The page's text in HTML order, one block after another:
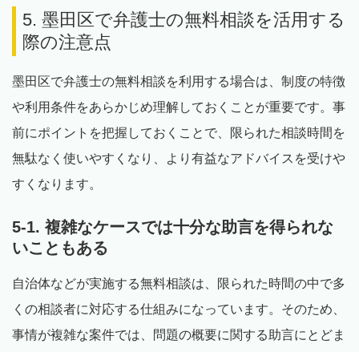
5. 墨田区で弁護士の無料相談を活用する
際の注意点
墨田区で弁護士の無料相談を利用する場合は、制度の特徴
や利用条件をあらかじめ理解しておくことが重要です。事
前にポイントを把握しておくことで、限られた相談時間を
無駄なく使いやすくなり、より有益なアドバイスを受けや
すくなります。
5-1. 複雑なケースでは十分な助言を得られな
いこともある
自治体などが実施する無料相談は、限られた時間の中で多
くの相談者に対応する仕組みになっています。そのため、
事情が複雑な案件では、問題の概要に関する助言にとどま